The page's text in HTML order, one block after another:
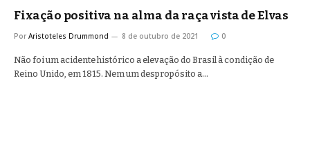
Fixação positiva na alma da raça vista de Elvas
Por Aristoteles Drummond 8 de outubro de 2021 0
Não foi um acidente histórico a elevação do Brasil à condição de
Reino Unido, em 1815. Nem um despropósito a…